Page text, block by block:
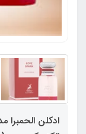
ادکلن الحمبرا